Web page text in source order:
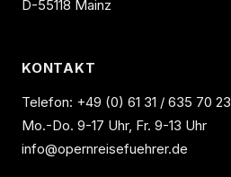
D-55118 Mainz
KONTAKT
Telefon: +49 (0) 61 31 / 635 70 23
Mo.-Do. 9-17 Uhr, Fr. 9-13 Uhr
info@opernreisefuehrer.de